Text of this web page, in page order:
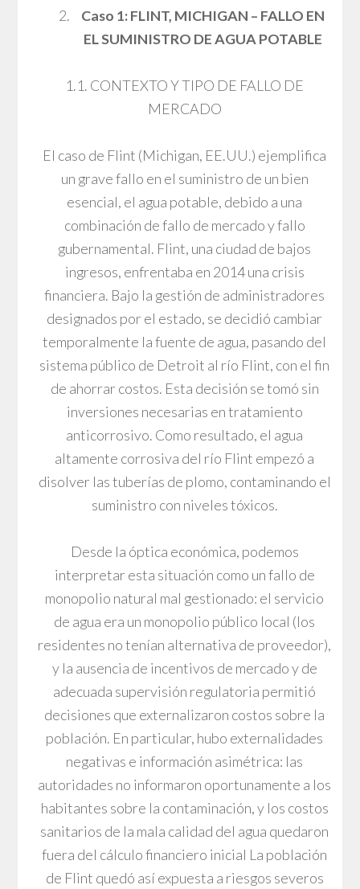
Caso 1: FLINT, MICHIGAN – FALLO EN
EL SUMINISTRO DE AGUA POTABLE
1.1. CONTEXTO Y TIPO DE FALLO DE
MERCADO
El caso de Flint (Michigan, EE.UU.) ejemplifica
un grave fallo en el suministro de un bien
esencial, el agua potable, debido a una
combinación de fallo de mercado y fallo
gubernamental. Flint, una ciudad de bajos
ingresos, enfrentaba en 2014 una crisis
financiera. Bajo la gestión de administradores
designados por el estado, se decidió cambiar
temporalmente la fuente de agua, pasando del
sistema público de Detroit al río Flint, con el fin
de ahorrar costos. Esta decisión se tomó sin
inversiones necesarias en tratamiento
anticorrosivo. Como resultado, el agua
altamente corrosiva del río Flint empezó a
disolver las tuberías de plomo, contaminando el
suministro con niveles tóxicos.
Desde la óptica económica, podemos
interpretar esta situación como un fallo de
monopolio natural mal gestionado: el servicio
de agua era un monopolio público local (los
residentes no tenían alternativa de proveedor),
y la ausencia de incentivos de mercado y de
adecuada supervisión regulatoria permitió
decisiones que externalizaron costos sobre la
población. En particular, hubo externalidades
negativas e información asimétrica: las
autoridades no informaron oportunamente a los
habitantes sobre la contaminación, y los costos
sanitarios de la mala calidad del agua quedaron
fuera del cálculo financiero inicial La población
de Flint quedó así expuesta a riesgos severos